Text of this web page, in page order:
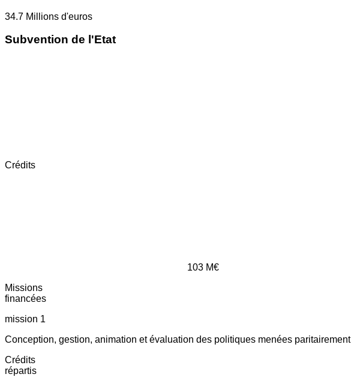
34.7 Millions d'euros
Subvention de l'Etat
Crédits
103 M€
Missions
financées
mission 1
Conception, gestion, animation et évaluation des politiques menées paritairement
Crédits
répartis